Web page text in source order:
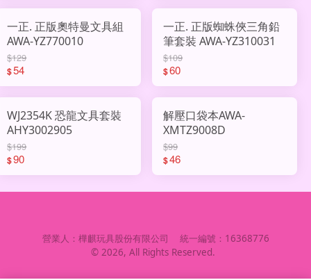
一正. 正版奧特曼文具組
AWA-YZ770010
$129
$54
一正. 正版蜘蛛俠三角鉛
筆套裝 AWA-YZ310031
$109
$60
WJ2354K 恐龍文具套裝
AHY3002905
$199
$90
解壓口袋本AWA-
XMTZ9008D
$99
$46
營業人： 樺麒玩具股份有限公司 統一編號： 16368776
© 2026, All Rights Reserved.